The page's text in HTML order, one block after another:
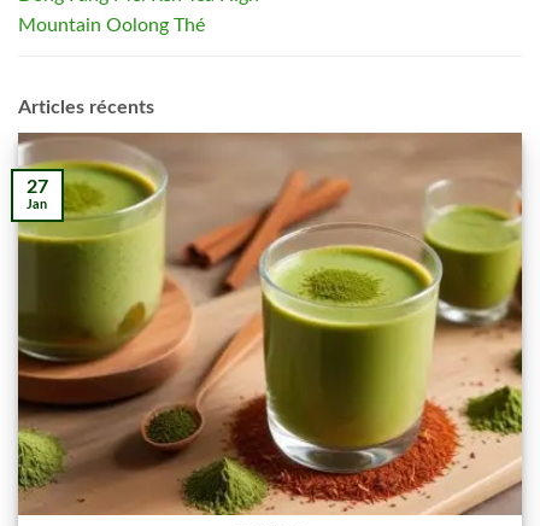
Mountain Oolong Thé
Articles récents
27
Jan